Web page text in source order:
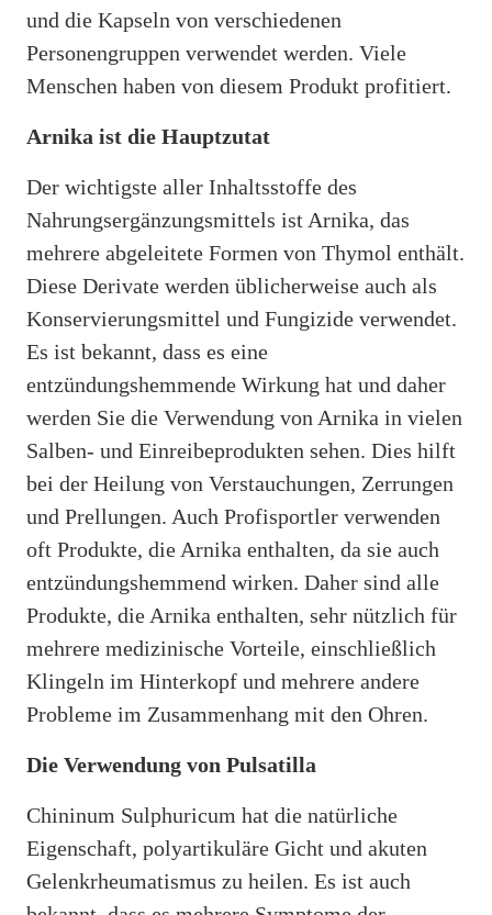
und die Kapseln von verschiedenen
Personengruppen verwendet werden. Viele
Menschen haben von diesem Produkt profitiert.
Arnika ist die Hauptzutat
Der wichtigste aller Inhaltsstoffe des
Nahrungsergänzungsmittels ist Arnika, das
mehrere abgeleitete Formen von Thymol enthält.
Diese Derivate werden üblicherweise auch als
Konservierungsmittel und Fungizide verwendet.
Es ist bekannt, dass es eine
entzündungshemmende Wirkung hat und daher
werden Sie die Verwendung von Arnika in vielen
Salben- und Einreibeprodukten sehen. Dies hilft
bei der Heilung von Verstauchungen, Zerrungen
und Prellungen. Auch Profisportler verwenden
oft Produkte, die Arnika enthalten, da sie auch
entzündungshemmend wirken. Daher sind alle
Produkte, die Arnika enthalten, sehr nützlich für
mehrere medizinische Vorteile, einschließlich
Klingeln im Hinterkopf und mehrere andere
Probleme im Zusammenhang mit den Ohren.
Die Verwendung von Pulsatilla
Chininum Sulphuricum hat die natürliche
Eigenschaft, polyartikuläre Gicht und akuten
Gelenkrheumatismus zu heilen. Es ist auch